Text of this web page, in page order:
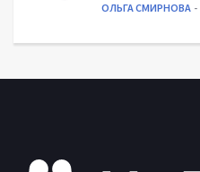
ОЛЬГА СМИРНОВА